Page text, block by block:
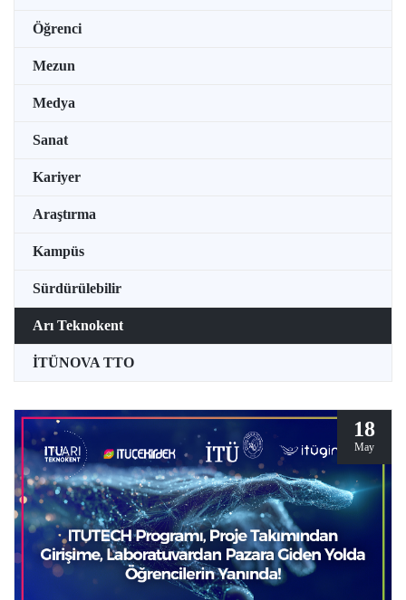
Öğrenci
Mezun
Medya
Sanat
Kariyer
Araştırma
Kampüs
Sürdürülebilir
Arı Teknokent
İTÜNOVA TTO
18
May